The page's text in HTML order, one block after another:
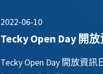
Tecky Open Day 開放
2022-06-10
Tecky Open Day 開放資